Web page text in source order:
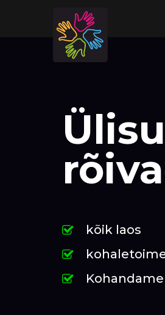
kõik laos